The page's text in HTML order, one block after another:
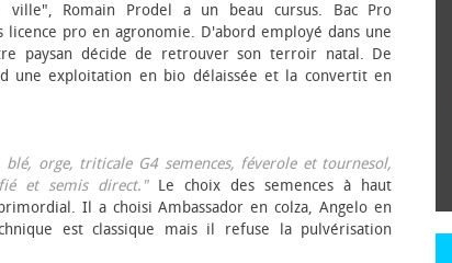
Romain Prodel a un beau cursus. Bac Pro
licence pro en agronomie. D'abord employé dans une
paysan décide de retrouver son terroir natal. De
une exploitation en bio délaissée et la convertit en
blé, orge, triticale G4 semences, féverole et tournesol,
et semis direct."Le choix des semences à haut
Il a choisi Ambassador en colza, Angelo en
est classique mais il refuse la pulvérisation